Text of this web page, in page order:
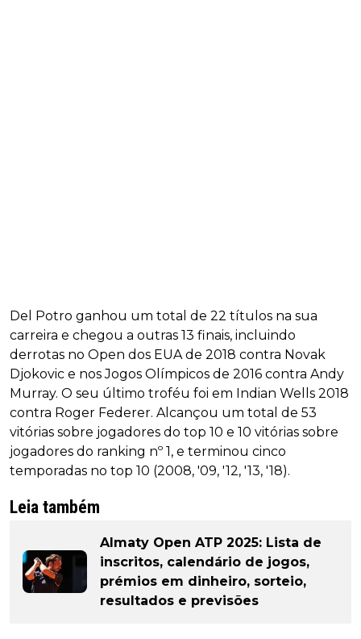
Del Potro ganhou um total de 22 títulos na sua
carreira e chegou a outras 13 finais, incluindo
derrotas no Open dos EUA de 2018 contra Novak
Djokovic e nos Jogos Olímpicos de 2016 contra Andy
Murray. O seu último troféu foi em Indian Wells 2018
contra Roger Federer. Alcançou um total de 53
vitórias sobre jogadores do top 10 e 10 vitórias sobre
jogadores do ranking nº 1, e terminou cinco
temporadas no top 10 (2008, '09, '12, '13, '18).
Leia também
Almaty Open ATP 2025: Lista de
inscritos, calendário de jogos,
prémios em dinheiro, sorteio,
resultados e previsões